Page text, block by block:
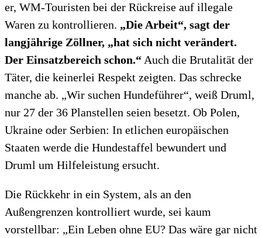
er, WM-Touristen bei der Rückreise auf illegale
Waren zu kontrollieren. „Die Arbeit“, sagt der
langjährige Zöllner, „hat sich nicht verändert.
Der Einsatzbereich schon.“ Auch die Brutalität der
Täter, die keinerlei Respekt zeigten. Das schrecke
manche ab. „Wir suchen Hundeführer“, weiß Druml,
nur 27 der 36 Planstellen seien besetzt. Ob Polen,
Ukraine oder Serbien: In etlichen europäischen
Staaten werde die Hundestaffel bewundert und
Druml um Hilfeleistung ersucht.
Die Rückkehr in ein System, als an den
Außengrenzen kontrolliert wurde, sei kaum
vorstellbar: „Ein Leben ohne EU? Das wäre gar nicht